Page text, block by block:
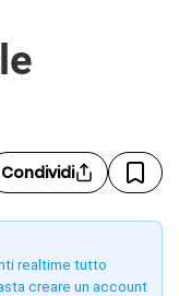
Condividi
realtime tutto
creare un account